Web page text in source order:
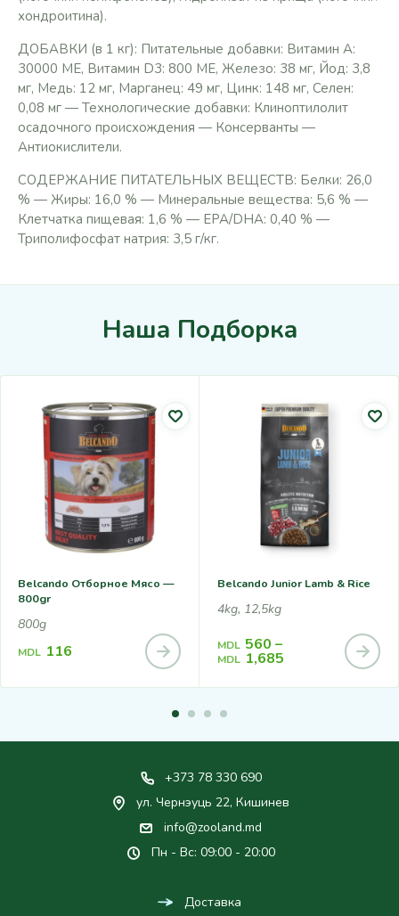
хондроитина).
ДОБАВКИ (в 1 кг): Питательные добавки: Витамин A:
30000 ME, Витамин D3: 800 ME, Железо: 38 мг, Йод: 3,8
мг, Медь: 12 мг, Марганец: 49 мг, Цинк: 148 мг, Ceлeн:
0,08 мг — Технологические добавки: Клиноптилолит
осадочного происхождения — Консерванты —
Антиокислители.
СОДЕРЖАНИЕ ПИТАТЕЛЬНЫХ ВЕЩЕСТВ: Белки: 26,0
% — Жиры: 16,0 % — Минеральные вещества: 5,6 % —
Клетчатка пищевая: 1,6 % — EPA/DHA: 0,40 % —
Триполифосфат натрия: 3,5 г/кг.
Наша Подборка
Belcando Отборное Мясо —
800gr
800g
MDL 116
Belcando Junior Lamb & Rice
4kg, 12,5kg
MDL 560 –
MDL 1,685
+373 78 330 690
ул. Чернэуць 22, Кишинев
info@zooland.md
Пн - Вс: 09:00 - 20:00
Доставка